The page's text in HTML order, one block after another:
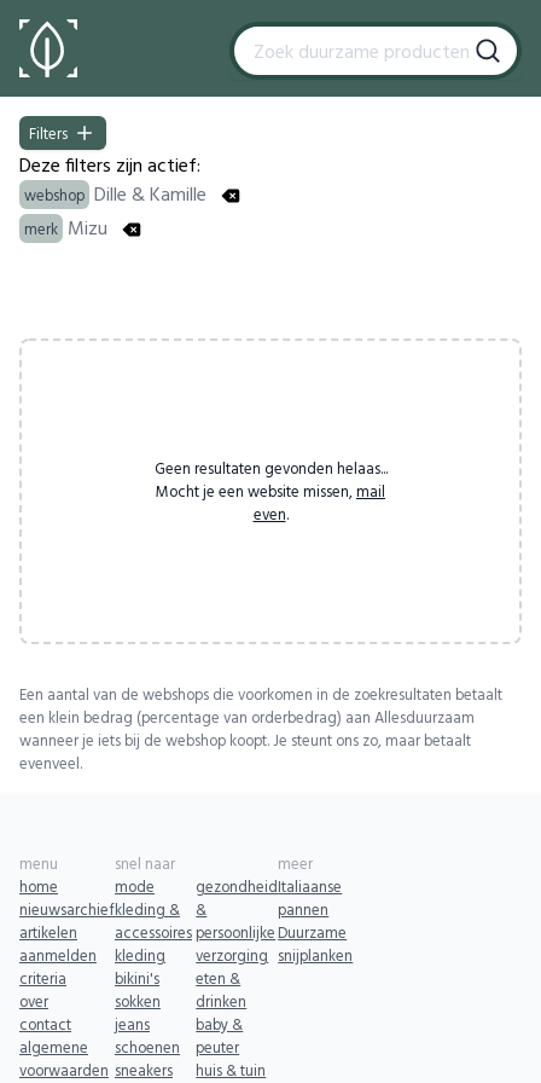
Filters
Filters
Deze filters zijn actief:
webshop Dille & Kamille
merk Mizu
Geen resultaten gevonden helaas...
Mocht je een website missen, mail
even.
Een aantal van de webshops die voorkomen in de zoekresultaten betaalt
een klein bedrag (percentage van orderbedrag) aan Allesduurzaam
wanneer je iets bij de webshop koopt. Je steunt ons zo, maar betaalt
evenveel.
menu
home
nieuwsarchief
artikelen
aanmelden
criteria
over
contact
algemene
voorwaarden
snel naar
mode
kleding &
accessoires
kleding
bikini's
sokken
jeans
schoenen
sneakers
gezondheid
&
persoonlijke
verzorging
eten &
drinken
baby &
peuter
huis & tuin
meer
Italiaanse
pannen
Duurzame
snijplanken